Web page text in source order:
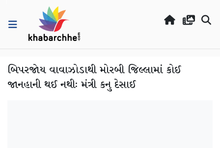
બિપરજોય વાવાઝોડાથી મોરબી જિલ્લામાં કોઈ
જાનહાની થઈ નથીઃ મંત્રી કનુ દેસાઈ